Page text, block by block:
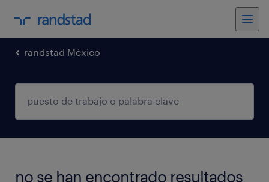
randstad México
no se han encontrado resultados